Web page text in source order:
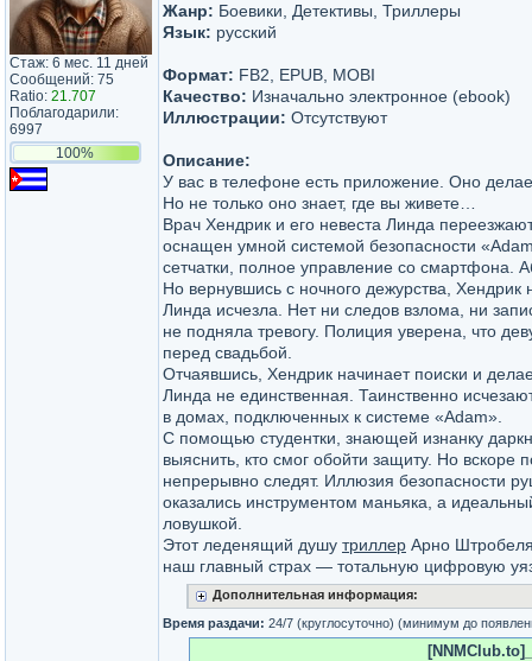
Стаж: 6 мес. 11 дней
Сообщений: 75
Ratio: 21.707
Поблагодарили:
6997
100%
Жанр: Боевики, Детективы, Триллеры
Язык: русский
Формат: FB2, EPUB, MOBI
Качество: Изначально электронное (ebook)
Иллюстрации: Отсутствуют
Описание:
У вас в телефоне есть приложение. Оно
Но не только оно знает, где вы живете…
Врач Хендрик и его невеста Линда
оснащен умной системой безопасности
сетчатки, полное управление со смартфона.
Но вернувшись с ночного дежурства, Хендрик
Линда исчезла. Нет ни следов взлома, ни
не подняла тревогу. Полиция уверена, что
перед свадьбой.
Отчаявшись, Хендрик начинает поиски и
Линда не единственная. Таинственно
в домах, подключенных к системе «Adam».
С помощью студентки, знающей изнанку
выяснить, кто смог обойти защиту. Но вскоре
непрерывно следят. Иллюзия безопасности
оказались инструментом маньяка, а
ловушкой.
Этот леденящий душу триллер Арно
наш главный страх — тотальную цифровую
Дополнительная информация:
Время раздачи: 24/7 (круглосуточно) (минимум до